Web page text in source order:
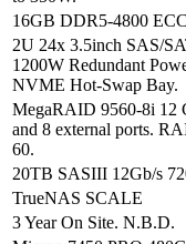
16GB DDR5-4800
2U 24x 3.5inch SAS/
1200W Redundant
NVME Hot-Swap Bay.
MegaRAID 9560-8i 12
and 8 external ports.
60.
20TB SASIII 12Gb/s
TrueNAS SCALE
3 Year On Site. N.B.D.